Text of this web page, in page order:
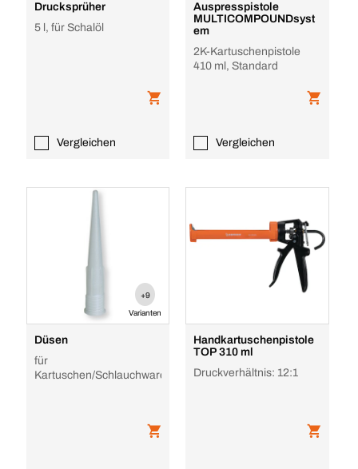
Drucksprüher
5 l, für Schalöl
Vergleichen
Auspresspistole
MULTICOMPOUNDsyst
em
2K-Kartuschenpistole
410 ml, Standard
Vergleichen
+9
Varianten
Düsen
für
Kartuschen/Schlauchware
Handkartuschenpistole
TOP 310 ml
Druckverhältnis: 12:1